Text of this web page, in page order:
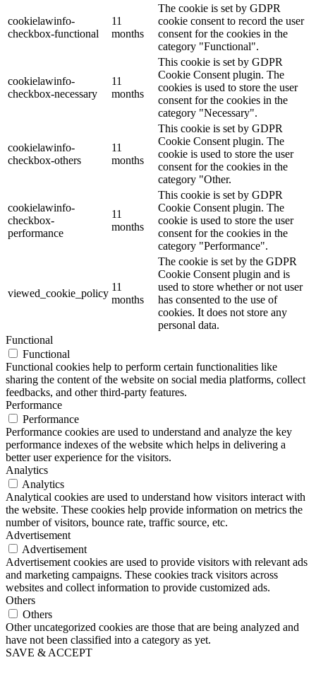
cookielawinfo-
checkbox-functional
11
months
The cookie is set by GDPR
cookie consent to record the user
consent for the cookies in the
category "Functional".
cookielawinfo-
checkbox-necessary
11
months
This cookie is set by GDPR
Cookie Consent plugin. The
cookies is used to store the user
consent for the cookies in the
category "Necessary".
cookielawinfo-
checkbox-others
11
months
This cookie is set by GDPR
Cookie Consent plugin. The
cookie is used to store the user
consent for the cookies in the
category "Other.
cookielawinfo-
checkbox-
performance
11
months
This cookie is set by GDPR
Cookie Consent plugin. The
cookie is used to store the user
consent for the cookies in the
category "Performance".
viewed_cookie_policy
11
months
The cookie is set by the GDPR
Cookie Consent plugin and is
used to store whether or not user
has consented to the use of
cookies. It does not store any
personal data.
Functional
Functional
Functional cookies help to perform certain functionalities like
sharing the content of the website on social media platforms, collect
feedbacks, and other third-party features.
Performance
Performance
Performance cookies are used to understand and analyze the key
performance indexes of the website which helps in delivering a
better user experience for the visitors.
Analytics
Analytics
Analytical cookies are used to understand how visitors interact with
the website. These cookies help provide information on metrics the
number of visitors, bounce rate, traffic source, etc.
Advertisement
Advertisement
Advertisement cookies are used to provide visitors with relevant ads
and marketing campaigns. These cookies track visitors across
websites and collect information to provide customized ads.
Others
Others
Other uncategorized cookies are those that are being analyzed and
have not been classified into a category as yet.
SAVE & ACCEPT